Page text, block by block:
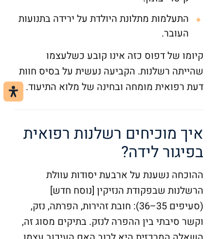
התעלמות מתלונת היולדת על ירידה בתנועות
העובר.
קיומו של דפוס כזה אינו קובע כשלעצמו
שהייתה רשלנות. הקביעה נעשית על בסיס חוות
דעת רפואית מומחה ובחינה של מלוא התיעוד.
איך מוכיחים רשלנות רפואית
בפיגור לידה?
ההוכחה נשענת על ארבעת יסודות עוולת
הרשלנות שבפקודת הנזיקין [נוסח חדש]
(סעיפים 35–36): חובת זהירות, הפרתה, נזק,
וקשר סיבתי בין ההפרה לנזק. בתיקים מסוג זה,